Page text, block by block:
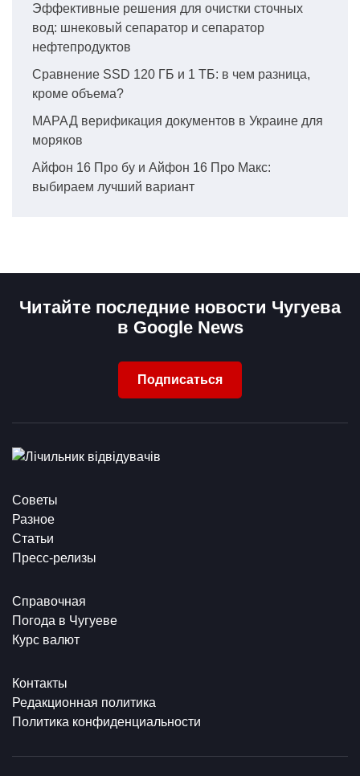
Эффективные решения для очистки сточных
вод: шнековый сепаратор и сепаратор
нефтепродуктов
Сравнение SSD 120 ГБ и 1 ТБ: в чем разница,
кроме объема?
МАРАД верификация документов в Украине для
моряков
Айфон 16 Про бу и Айфон 16 Про Макс:
выбираем лучший вариант
Читайте последние новости Чугуева
в Google News
Подписаться
Советы
Разное
Статьи
Пресс-релизы
Справочная
Погода в Чугуеве
Курс валют
Контакты
Редакционная политика
Политика конфиденциальности